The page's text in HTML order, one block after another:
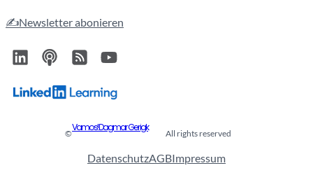
✍️Newsletter abonieren
©
Vamos! Dagmar Gerigk
All rights reserved
DatenschutzAGBImpressum